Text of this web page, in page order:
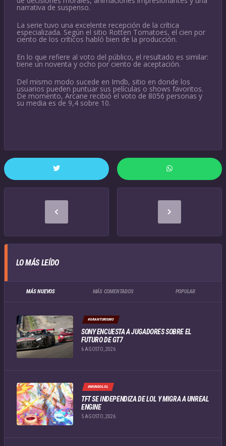
narrativa de suspenso.
La serie tuvo una excelente recepción de la crítica
especializada. Según el sitio Rotten Tomatoes, el cien por
ciento de los críticos habló bien de la producción.
En lo que refiere al voto del público, el resultado es similar:
tiene un noventa y ocho por ciento de aceptación.
Del mismo modo sucede en Imdb, sitio en donde los
usuarios pueden puntuar sus películas o shows favoritos.
De momento, Arcane recibió el voto de 8056 personas y
su media es de 9,4 sobre 10.
LO MÁS LEÍDO
MÁS NUEVOS MÁS COMENTADOS POPULAR
#GRANTURISMO
SONY ENCUESTA A JUGADORES SOBRE EL
FUTURO DE GT7
6 AGOSTO, 2026
#MUNDOLOL
TFT SE INDEPENDIZA DE LOL Y MIGRA A UNREAL
ENGINE
5 AGOSTO, 2026